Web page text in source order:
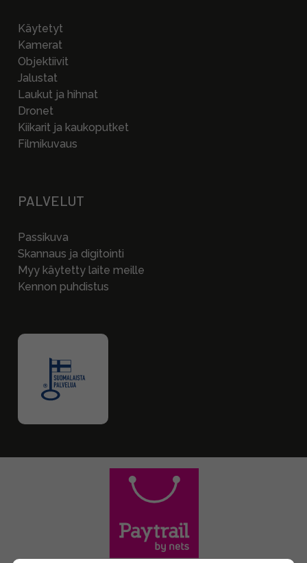
Käytetyt
Kamerat
Objektiivit
Jalustat
Laukut ja hihnat
Dronet
Kiikarit ja kaukoputket
Filmikuvaus
PALVELUT
Passikuva
Skannaus ja digitointi
Myy käytetty laite meille
Kennon puhdistus